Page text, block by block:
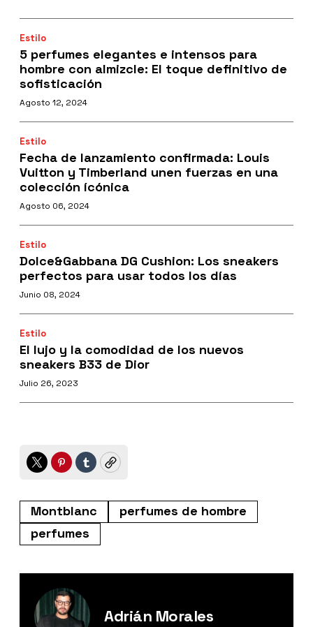
Estilo
5 perfumes elegantes e intensos para
hombre con almizcle: El toque definitivo de
sofisticación
Agosto 12, 2024
Estilo
Fecha de lanzamiento confirmada: Louis
Vuitton y Timberland unen fuerzas en una
colección ícónica
Agosto 06, 2024
Estilo
Dolce&Gabbana DG Cushion: Los sneakers
perfectos para usar todos los días
Junio 08, 2024
Estilo
El lujo y la comodidad de los nuevos
sneakers B33 de Dior
Julio 26, 2023
TwitterPinterest
TumblrCopy
Montblanc
perfumes de hombre
perfumes
Adrián Morales